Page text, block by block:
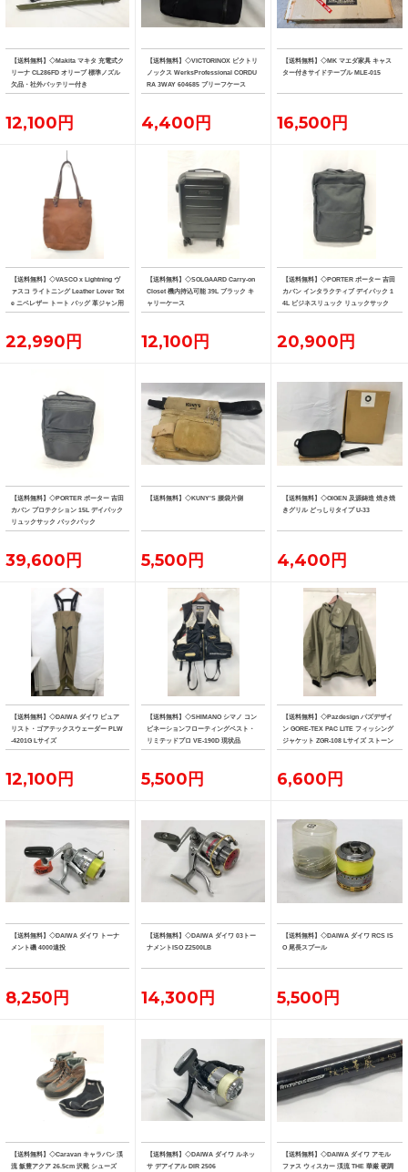
【送料無料】◇Makita マキタ 充電式ク
リーナ CL286FD オリーブ 標準ノズル
欠品・社外バッテリー付き
12,100円
【送料無料】◇VICTORINOX ビクトリ
ノックス WerksProfessional CORDU
RA 3WAY 604685 ブリーフケース
4,400円
【送料無料】◇MK マエダ家具 キャス
ター付きサイドテーブル MLE-015
16,500円
【送料無料】◇VASCO x Lightning ヴ
ァスコ ライトニング Leather Lover Tot
e ニベレザー トート バッグ 革ジャン用
トート
22,990円
【送料無料】◇SOLGAARD Carry-on
Closet 機内持込可能 39L ブラック キ
ャリーケース
12,100円
【送料無料】◇PORTER ポーター 吉田
カバン インタラクティブ デイパック 1
4L ビジネスリュック リュックサック
20,900円
【送料無料】◇PORTER ポーター 吉田
カバン プロテクション 15L デイパック
リュックサック バックパック
39,600円
【送料無料】◇KUNY'S 腰袋片側
5,500円
【送料無料】◇OIGEN 及源鋳造 焼き焼
きグリル どっしりタイプ U-33
4,400円
【送料無料】◇DAIWA ダイワ ピュア
リスト・ゴアテックスウェーダー PLW
-4201G Lサイズ
12,100円
【送料無料】◇SHIMANO シマノ コン
ビネーションフローティングベスト・
リミテッドプロ VE-190D 現状品
5,500円
【送料無料】◇Pazdesign パズデザイ
ン GORE-TEX PAC LITE フィッシング
ジャケット ZGR-108 Lサイズ ストーン
系カラー
6,600円
【送料無料】◇DAIWA ダイワ トーナ
メント磯 4000遠投
8,250円
【送料無料】◇DAIWA ダイワ 03トー
ナメントISO Z2500LB
14,300円
【送料無料】◇DAIWA ダイワ RCS IS
O 尾長スプール
5,500円
【送料無料】◇Caravan キャラバン 渓
流 飯豊アクア 26.5cm 沢靴 シューズ
【送料無料】◇DAIWA ダイワ ルネッ
サ デアイアル DIR 2506
【送料無料】◇DAIWA ダイワ アモル
ファス ウィスカー 渓流 THE 華厳 硬調